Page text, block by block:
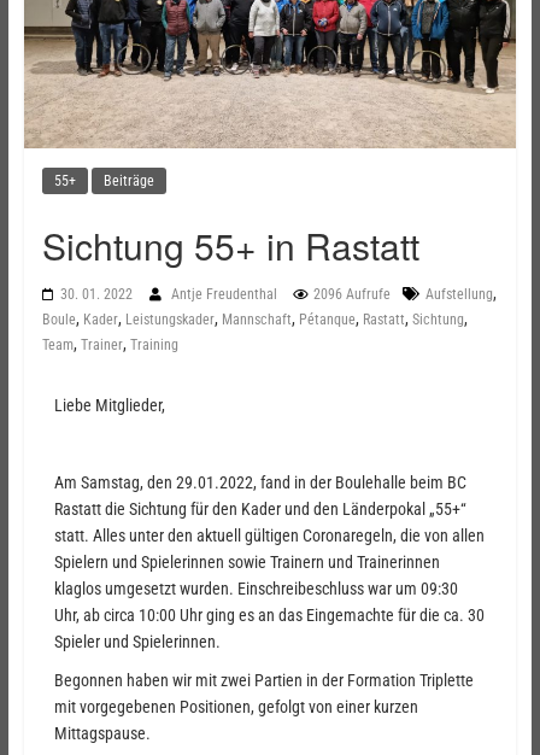
55+ Beiträge
Sichtung 55+ in Rastatt
30. 01. 2022 Antje Freudenthal 2096 Aufrufe Aufstellung,
Boule, Kader, Leistungskader, Mannschaft, Pétanque, Rastatt, Sichtung,
Team, Trainer, Training
Liebe Mitglieder,
Am Samstag, den 29.01.2022, fand in der Boulehalle beim BC
Rastatt die Sichtung für den Kader und den Länderpokal „55+“
statt. Alles unter den aktuell gültigen Coronaregeln, die von allen
Spielern und Spielerinnen sowie Trainern und Trainerinnen
klaglos umgesetzt wurden. Einschreibeschluss war um 09:30
Uhr, ab circa 10:00 Uhr ging es an das Eingemachte für die ca. 30
Spieler und Spielerinnen.
Begonnen haben wir mit zwei Partien in der Formation Triplette
mit vorgegebenen Positionen, gefolgt von einer kurzen
Mittagspause.